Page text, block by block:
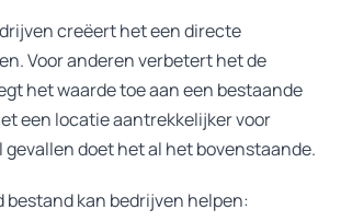
creëert het een directe
Voor anderen verbetert het de
het waarde toe aan een bestaande
een locatie aantrekkelijker voor
gevallen doet het al het bovenstaande.
bestand kan bedrijven helpen: